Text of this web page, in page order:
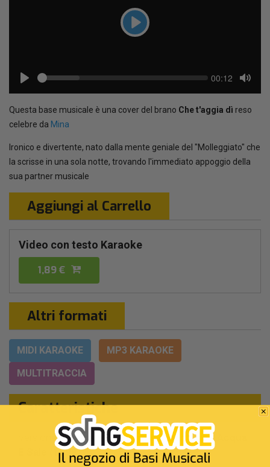
Play
Seek Current
00:12
Mute
Questa base musicale è una cover del brano Che t'aggia dì reso
celebre da Mina
Ironico e divertente, nato dalla mente geniale del "Molleggiato" che
la scrisse in una sola notte, trovando l'immediato appoggio della
sua partner musicale
Aggiungi al Carrello
Video con testo Karaoke
1,89 €
Altri formati
MIDI KARAOKE
MP3 KARAOKE
MULTITRACCIA
Caratteristiche
Versione:Originale Da "mina & Celentano - Acqua
E Sale (1998)"